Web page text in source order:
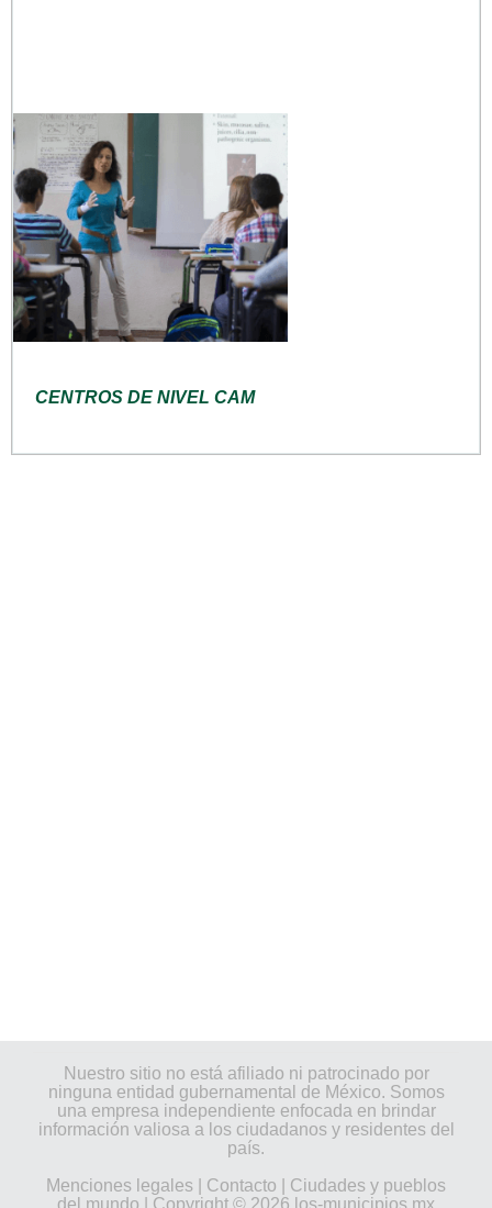
CENTROS DE NIVEL CAM
Nuestro sitio no está afiliado ni patrocinado por
ninguna entidad gubernamental de México. Somos
una empresa independiente enfocada en brindar
información valiosa a los ciudadanos y residentes del
país.
Menciones legales
Contacto
Ciudades y pueblos
del mundo | Copyright © 2026 los-municipios.mx